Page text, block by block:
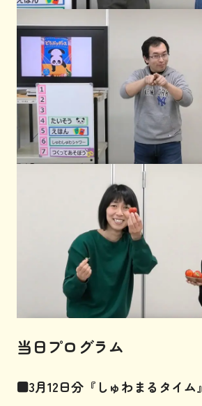
当日プログラム
■3月12日分『しゅわまるタイム』